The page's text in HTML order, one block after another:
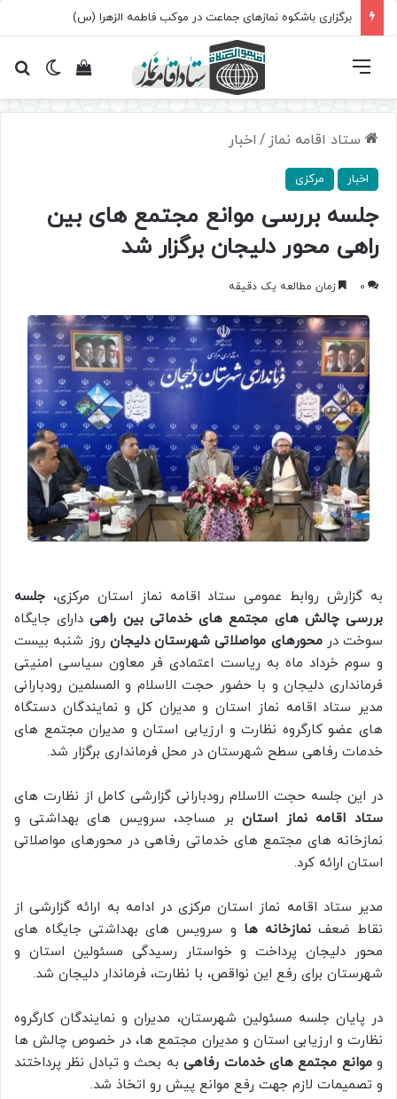
برگزاری باشکوه نمازهای جماعت در موکب فاطمه الزهرا (س)
تغییرمشاهده فهرست
ستاد اقامه نماز / اخبار
اخبار مرکزی
جلسه بررسی موانع مجتمع های بین
راهی محور دلیجان برگزار شد
0 زمان مطالعه یک دقیقه
به گزارش روابط عمومی ستاد اقامه نماز استان مرکزی، جلسه
بررسی چالش های مجتمع های خدماتی بین راهیدارای جایگاه
سوخت درمحورهای مواصلاتی شهرستان دلیجان روز شنبه بیست
و سوم خرداد ماه به ریاست اعتمادی فر معاون سیاسی امنیتی
فرمانداری دلیجان و با حضور حجت الاسلام و المسلمین رودبارانی
مدیر ستاد اقامه نماز استان و مدیران کل و نمایندگان دستگاه
های عضو کارگروه نظارت و ارزیابی استان و مدیران مجتمع های
خدمات رفاهی سطح شهرستان در محل فرمانداری برگزار شد.
در این جلسه حجت الاسلام رودبارانی گزارشی کامل از نظارت های
ستاد اقامه نماز استانبر مساجد، سرویس های بهداشتی و
نمازخانه های مجتمع های خدماتی رفاهی در محورهای مواصلاتی
استان ارائه کرد.
مدیر ستاد اقامه نماز استان مرکزی در ادامه به ارائه گزارشی از
نقاط ضعفنمازخانه ها و سرویس های بهداشتی جایگاه های
محور دلیجان پرداخت و خواستار رسیدگی مسئولین استان و
شهرستان برای رفع این نواقص، با نظارت، فرماندار دلیجان شد.
در پایان جلسه مسئولین شهرستان، مدیران و نمایندگان کارگروه
نظارت و ارزیابی استان و مدیران مجتمع ها، در خصوص چالش ها
وموانع مجتمع های خدمات رفاهیبه بحث و تبادل نظر پرداختند
و تصمیمات لازم جهت رفع موانع پیش رو اتخاذ شد.